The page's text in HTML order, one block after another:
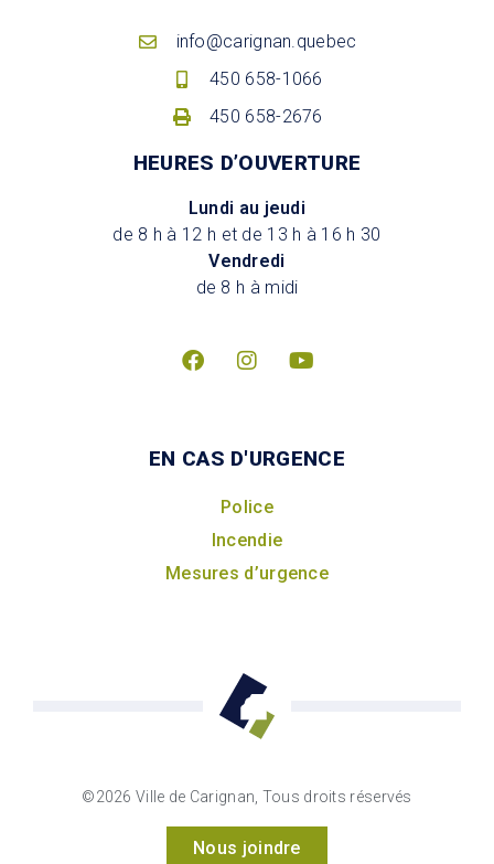
info@carignan.quebec
450 658-1066
450 658-2676
HEURES D’OUVERTURE
Lundi au jeudi
de 8 h à 12 h et de 13 h à 16 h 30
Vendredi
de 8 h à midi
EN CAS D'URGENCE
Police
Incendie
Mesures d’urgence
©2026 Ville de Carignan, Tous droits réservés
Nous joindre